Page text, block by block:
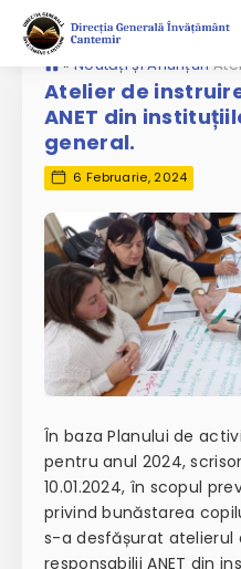
» Noutăți și Anunțuri
Atelier de
ANET din
general.
6 Februarie, 2024
În baza Planului de
pentru anul 2024,
10.01.2024, în scopul
privind bunăstarea
s-a desfășurat atelierul
responsabilii ANET din